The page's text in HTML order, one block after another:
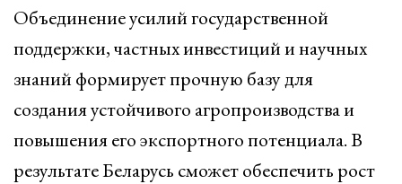
Объединение усилий государственной
поддержки, частных инвестиций и научных
знаний формирует прочную базу для
создания устойчивого агропроизводства и
повышения его экспортного потенциала. В
результате Беларусь сможет обеспечить рост